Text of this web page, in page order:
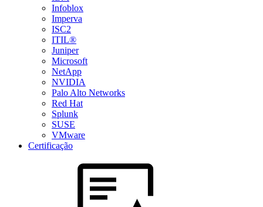
Infoblox
Imperva
ISC2
ITIL®
Juniper
Microsoft
NetApp
NVIDIA
Palo Alto Networks
Red Hat
Splunk
SUSE
VMware
Certificação